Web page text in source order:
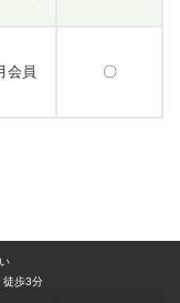
徒歩3分
会員
〇